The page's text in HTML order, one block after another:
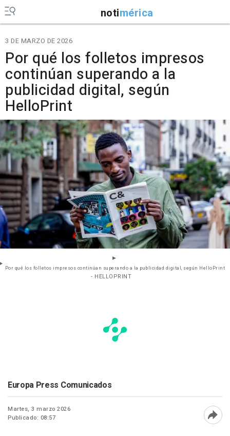
notimérica
3 DE MARZO DE 2026
Por qué los folletos impresos
continúan superando a la
publicidad digital, según
HelloPrint
Por qué los folletos impresos continúan superando a la publicidad digital, según HelloPrint
- HELLOPRINT
Europa Press Comunicados
Martes, 3 marzo 2026
Publicado: 08:57